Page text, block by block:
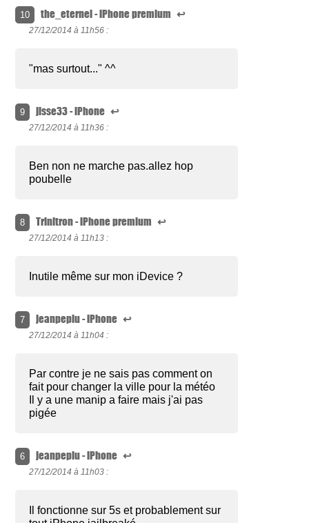
10 the_eternel - iPhone premium ↩
27/12/2014 à 11h56 :
"mas surtout..." ^^
9 jisse33 - iPhone ↩
27/12/2014 à 11h36 :
Ben non ne marche pas.allez hop
poubelle
8 Trinitron - iPhone premium ↩
27/12/2014 à 11h13 :
Inutile même sur mon iDevice ?
7 jeanpeplu - iPhone ↩
27/12/2014 à 11h04 :
Par contre je ne sais pas comment on
fait pour changer la ville pour la météo
Il y a une manip a faire mais j'ai pas
pigée
6 jeanpeplu - iPhone ↩
27/12/2014 à 11h03 :
Il fonctionne sur 5s et probablement sur